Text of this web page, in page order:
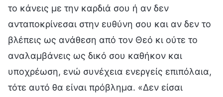
το κάνεις με την καρδιά σου ή αν δεν
ανταποκρίνεσαι στην ευθύνη σου και αν δεν το
βλέπεις ως ανάθεση από τον Θεό κι ούτε το
αναλαμβάνεις ως δικό σου καθήκον και
υποχρέωση, ενώ συνέχεια ενεργείς επιπόλαια,
τότε αυτό θα είναι πρόβλημα. «Δεν είσαι